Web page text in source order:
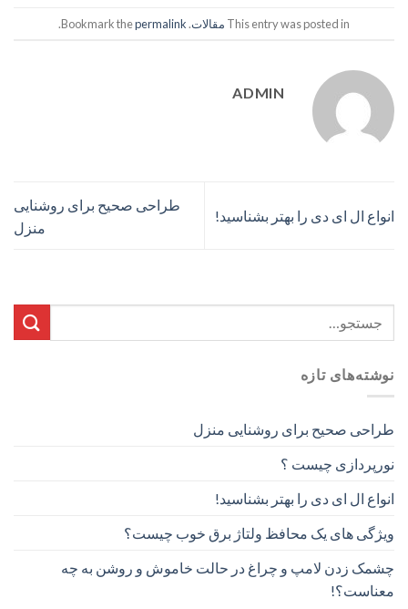
This entry was posted in مقالات. Bookmark the
permalink
.
ADMIN
انواع ال ای دی را بهتر بشناسید!
طراحی صحیح برای روشنایی
منزل
نوشته‌های تازه
طراحی صحیح برای روشنایی منزل
نورپردازی چیست ؟
انواع ال ای دی را بهتر بشناسید!
ویژگی های یک محافظ ولتاژ برق خوب چیست؟
چشمک زدن لامپ و چراغ در حالت خاموش و روشن به چه
معناست؟!